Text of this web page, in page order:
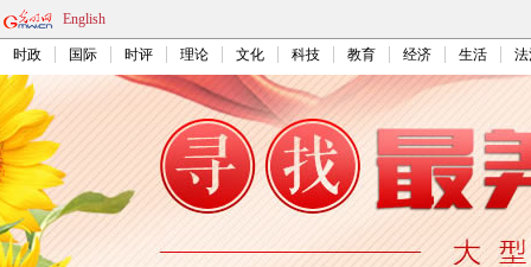
English
时政 国际 时评 理论 文化 科技 教育 经济 生活